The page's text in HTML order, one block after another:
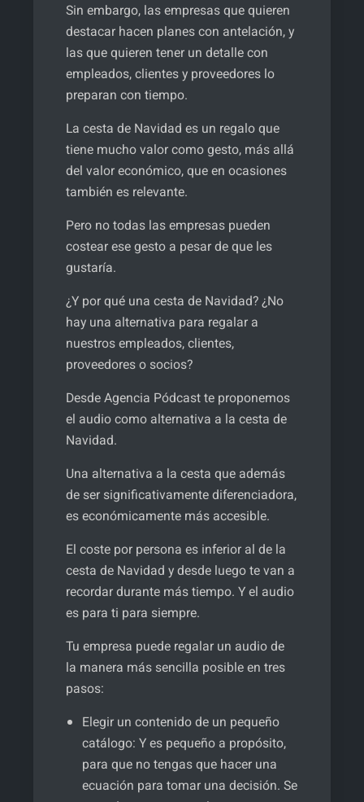
Sin embargo, las empresas que quieren
destacar hacen planes con antelación, y
las que quieren tener un detalle con
empleados, clientes y proveedores lo
preparan con tiempo.
La cesta de Navidad es un regalo que
tiene mucho valor como gesto, más allá
del valor económico, que en ocasiones
también es relevante.
Pero no todas las empresas pueden
costear ese gesto a pesar de que les
gustaría.
¿Y por qué una cesta de Navidad? ¿No
hay una alternativa para regalar a
nuestros empleados, clientes,
proveedores o socios?
Desde Agencia Pódcast te proponemos
el audio como alternativa a la cesta de
Navidad.
Una alternativa a la cesta que además
de ser significativamente diferenciadora,
es económicamente más accesible.
El coste por persona es inferior al de la
cesta de Navidad y desde luego te van a
recordar durante más tiempo. Y el audio
es para ti para siempre.
Tu empresa puede regalar un audio de
la manera más sencilla posible en tres
pasos:
Elegir un contenido de un pequeño
catálogo: Y es pequeño a propósito,
para que no tengas que hacer una
ecuación para tomar una decisión. Se